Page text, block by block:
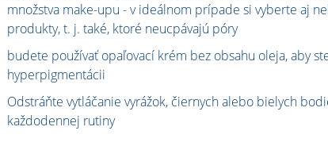
množstva make-upu - v ideálnom prípade si vyberte aj
produkty, t. j. také, ktoré neucpávajú póry
budete používať opaľovací krém bez obsahu oleja, aby
hyperpigmentácii
Odstráňte vytláčanie vyrážok, čiernych alebo bielych
každodennej rutiny